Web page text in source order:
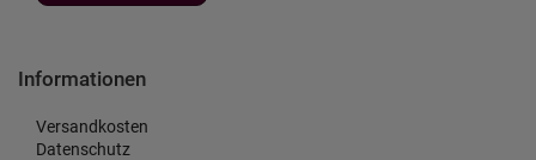
Informationen
Versandkosten
Datenschutz